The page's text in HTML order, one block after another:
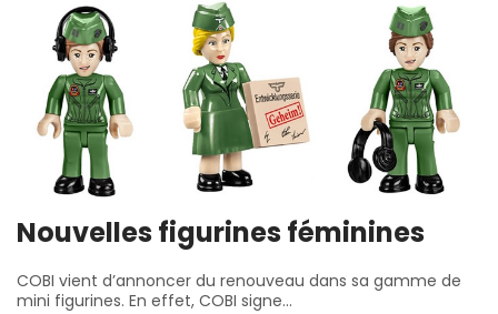
Nouvelles figurines féminines
COBI vient d’annoncer du renouveau dans sa gamme de
mini figurines. En effet, COBI signe...